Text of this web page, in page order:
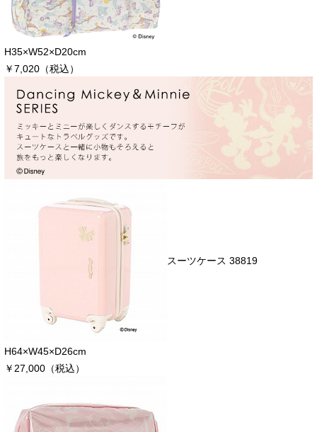
H35×W52×D20cm
￥7,020（税込）
スーツケース 38819
H64×W45×D26cm
￥27,000（税込）